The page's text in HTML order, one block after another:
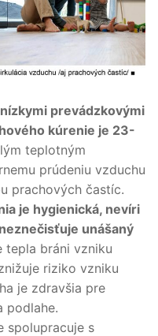
prevádzkovými
kúrenie je 23-
teplotným
prúdeniu vzduchu
prachových častíc.
je hygienická, nevíri
unášaný
tepla bráni vzniku
riziko vzniku
je zdravšia pre
podlahe.
spolupracuje s